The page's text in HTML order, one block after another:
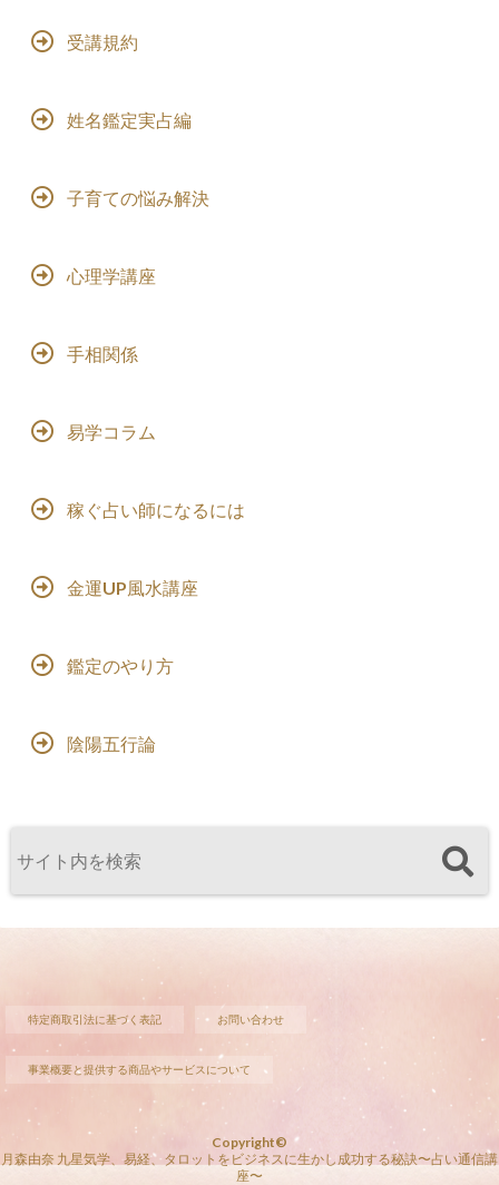
受講規約
姓名鑑定実占編
子育ての悩み解決
心理学講座
手相関係
易学コラム
稼ぐ占い師になるには
金運UP風水講座
鑑定のやり方
陰陽五行論
特定商取引法に基づく表記 お問い合わせ
事業概要と提供する商品やサービスについて
Copyright©
月森由奈 九星気学、易経、タロットをビジネスに生かし成功する秘訣〜占い通信講
座〜